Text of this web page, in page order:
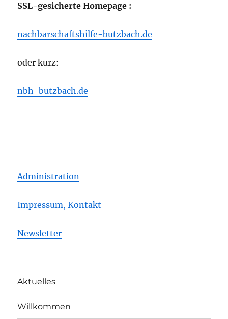
SSL-gesicherte Homepage :
nachbarschaftshilfe-butzbach.de
oder kurz:
nbh-butzbach.de
Administration
Impressum, Kontakt
Newsletter
Aktuelles
Willkommen